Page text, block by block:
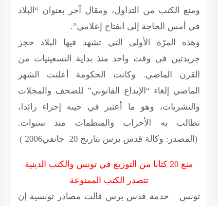
ومنع الكتب من التداول، ومقال آخر بعنوان “البلاد
في أمس الحاجة إلى انفتاح إعلامي”.
وهذه المرّة الأولى التي تشهد فيها البلاد حجز
جريدتين في وقت واحد منذ بداية التسعينيات من
القرن الماضي. وكانت الحكومة أعلنت الشهر
الماضي إلغاء “الإيداع القانوني” للصحف والمجلات
والنشريات، وهو ما أعتبر في حينه إجراء رائدا،
تطالب به الأحزاب والمنظمات منذ سنوات.
(المصدر: وكالة قدس برس بتاريخ 20 جانفي2006 )
منع 20 كتابا من التوزيع في تونس والكتب الدينية
تتصدر الكتب الممنوعة
تونس – خدمة قدس برس قالت مصادر تونسية إن